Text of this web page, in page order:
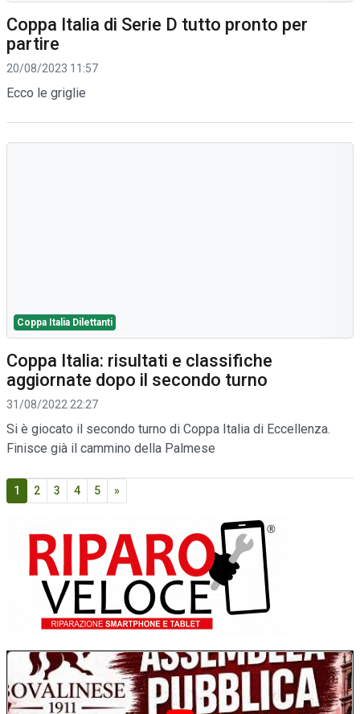
Coppa Italia di Serie D tutto pronto per
partire
20/08/2023 11:57
Ecco le griglie
Coppa Italia Dilettanti
Coppa Italia: risultati e classifiche
aggiornate dopo il secondo turno
31/08/2022 22:27
Si è giocato il secondo turno di Coppa Italia di Eccellenza.
Finisce già il cammino della Palmese
1 2 3 4 5 »